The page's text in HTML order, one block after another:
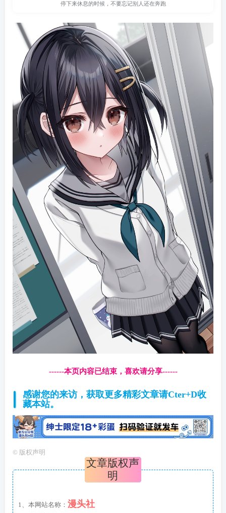
停下来休息的时候，不要忘记别人还在奔跑
------本页内容已结束，喜欢请分享------
感谢您的来访，获取更多精彩文章请Cter+D收
藏本站。
© 版权声明
文章版权声
明
1、本网站名称： 漫头社